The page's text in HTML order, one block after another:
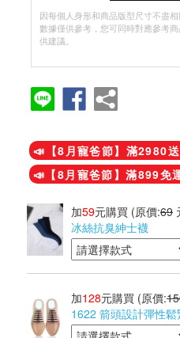
因每個人身形和商品版型尺寸不盡
數據僅供參考，您可同時對應參考
供建議。
📣【8月寵爸節】滿2980
📣【8月寵爸節】滿899免
加59元購買 (原價:69
冰絲抗臭紳士襪
加128元購買 (原價:
1622 箭頭設計彈性